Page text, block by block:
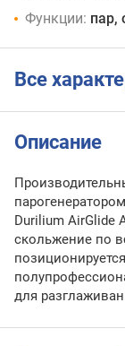
Функции: пар,
Все
Описание
Durilium AirGlide
скольжение по
для разглаживан